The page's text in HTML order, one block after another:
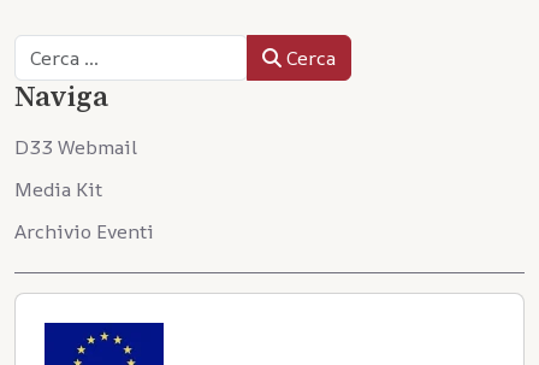
Cerca Cerca
Naviga
D33 Webmail
Media Kit
Archivio Eventi